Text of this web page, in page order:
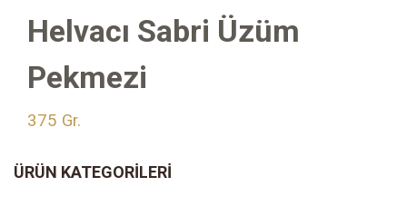
Helvacı Sabri Üzüm
Pekmezi
375 Gr.
ÜRÜN KATEGORILERI